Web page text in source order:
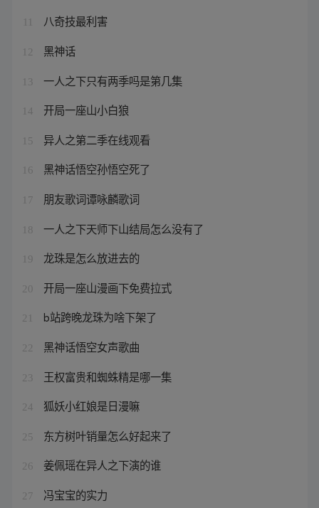
八奇技最利害
12 黑神话
13 一人之下只有两季吗是第几集
14 开局一座山小白狼
15 异人之第二季在线观看
16 黑神话悟空孙悟空死了
17 朋友歌词谭咏麟歌词
18 一人之下天师下山结局怎么没有了
19 龙珠是怎么放进去的
20 开局一座山漫画下免费拉式
21 b站跨晚龙珠为啥下架了
22 黑神话悟空女声歌曲
23 王权富贵和蜘蛛精是哪一集
24 狐妖小红娘是日漫嘛
25 东方树叶销量怎么好起来了
26 姜佩瑶在异人之下演的谁
27 冯宝宝的实力